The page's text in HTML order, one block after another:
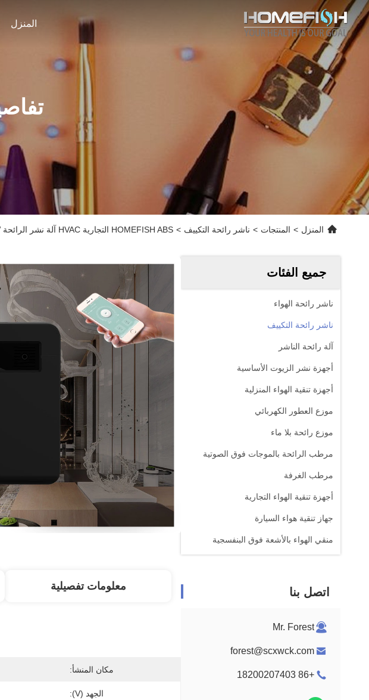
المنزل
المنزل > المنتجات > ناشر رائحة التكييف > HOMEFISH ABS التجارية HVAC آلة نشر الرائحة DC12V
جميع الفئات
ناشر رائحة الهواء
ناشر رائحة التكييف
آلة رائحة الناشر
أجهزة نشر الزيوت الأساسية
أجهزة تنقية الهواء المنزلية
موزع العطور الكهربائي
موزع رائحة بلا ماء
مرطب الرائحة بالموجات فوق الصوتية
مرطب الغرفة
أجهزة تنقية الهواء التجارية
جهاز تنقية هواء السيارة
منقي الهواء بالأشعة فوق البنفسجية
اتصل بنا
Mr. Forest
forest@scxwck.com
+86 18200207403
معلومات تفصيلية
مكان المنشأ:
الجهد (V):